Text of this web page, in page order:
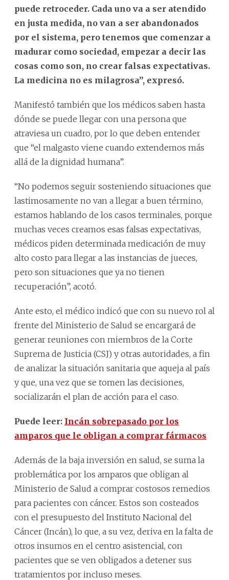
puede retroceder. Cada uno va a ser atendido
en justa medida, no van a ser abandonados
por el sistema, pero tenemos que comenzar a
madurar como sociedad, empezar a decir las
cosas como son, no crear falsas expectativas.
La medicina no es milagrosa”, expresó.
Manifestó también que los médicos saben hasta
dónde se puede llegar con una persona que
atraviesa un cuadro, por lo que deben entender
que “el malgasto viene cuando extendemos más
allá de la dignidad humana”.
“No podemos seguir sosteniendo situaciones que
lastimosamente no van a llegar a buen término,
estamos hablando de los casos terminales, porque
muchas veces creamos esas falsas expectativas,
médicos piden determinada medicación de muy
alto costo para llegar a las instancias de jueces,
pero son situaciones que ya no tienen
recuperación”, acotó.
Ante esto, el médico indicó que con su nuevo rol al
frente del Ministerio de Salud se encargará de
generar reuniones con miembros de la Corte
Suprema de Justicia (CSJ) y otras autoridades, a fin
de analizar la situación sanitaria que aqueja al país
y que, una vez que se tomen las decisiones,
socializarán el plan de acción para el caso.
Puede leer: Incán sobrepasado por los
amparos que le obligan a comprar fármacos
Además de la baja inversión en salud, se suma la
problemática por los amparos que obligan al
Ministerio de Salud a comprar costosos remedios
para pacientes con cáncer. Estos son costeados
con el presupuesto del Instituto Nacional del
Cáncer (Incán), lo que, a su vez, deriva en la falta de
otros insumos en el centro asistencial, con
pacientes que se ven obligados a detener sus
tratamientos por incluso meses.